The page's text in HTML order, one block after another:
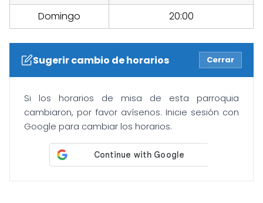
Domingo
20:00
Sugerir cambio de horarios Cerrar
Si los horarios de misa de esta parroquia
cambiaron, por favor avísenos. Inicie sesión con
Google para cambiar los horarios.